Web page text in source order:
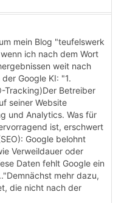
mein Blog "teufelswerk
ich nach dem Wort
weit nach
Google KI: "1.
Tracking)Der Betreiber
seiner Website
und Analytics. Was für
ist, erschwert
Google belohnt
Verweildauer oder
Daten fehlt Google ein
mehr dazu,
die nicht nach der